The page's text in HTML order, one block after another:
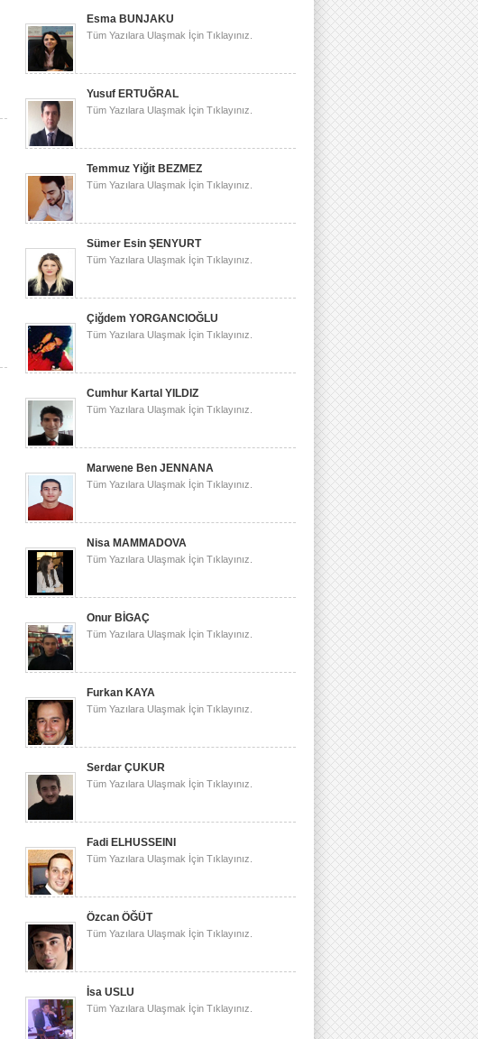
Esma BUNJAKU
Tüm Yazılara Ulaşmak İçin Tıklayınız.
Yusuf ERTUĞRAL
Tüm Yazılara Ulaşmak İçin Tıklayınız.
Temmuz Yiğit BEZMEZ
Tüm Yazılara Ulaşmak İçin Tıklayınız.
Sümer Esin ŞENYURT
Tüm Yazılara Ulaşmak İçin Tıklayınız.
Çiğdem YORGANCIOĞLU
Tüm Yazılara Ulaşmak İçin Tıklayınız.
Cumhur Kartal YILDIZ
Tüm Yazılara Ulaşmak İçin Tıklayınız.
Marwene Ben JENNANA
Tüm Yazılara Ulaşmak İçin Tıklayınız.
Nisa MAMMADOVA
Tüm Yazılara Ulaşmak İçin Tıklayınız.
Onur BİGAÇ
Tüm Yazılara Ulaşmak İçin Tıklayınız.
Furkan KAYA
Tüm Yazılara Ulaşmak İçin Tıklayınız.
Serdar ÇUKUR
Tüm Yazılara Ulaşmak İçin Tıklayınız.
Fadi ELHUSSEINI
Tüm Yazılara Ulaşmak İçin Tıklayınız.
Özcan ÖĞÜT
Tüm Yazılara Ulaşmak İçin Tıklayınız.
İsa USLU
Tüm Yazılara Ulaşmak İçin Tıklayınız.